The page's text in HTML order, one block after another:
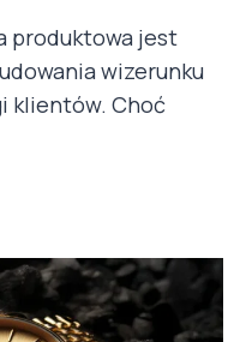
produktowa jest
wizerunku
klientów. Choć